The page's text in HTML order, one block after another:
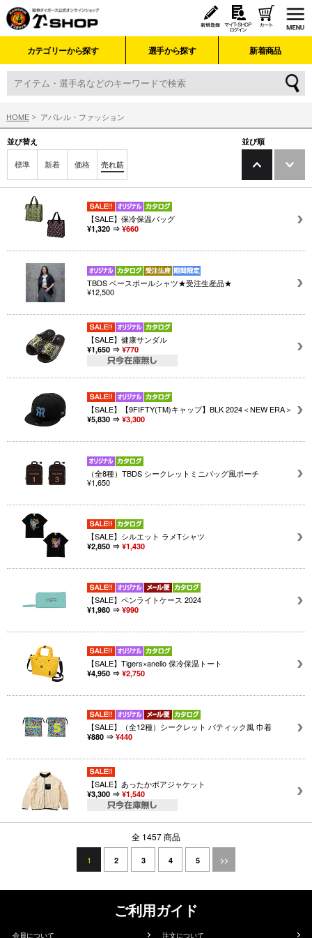
カテゴリーから探す 選手から探す 新着商品
HOME アパレル・ファッション
並び替え
標準 新着 価格 売れ筋
並び順
【SALE】保冷保温バッグ
¥1,320 ⇒ ¥660
TBDS ベースボールシャツ★受注生産品★
¥12,500
【SALE】健康サンダル
¥1,650 ⇒ ¥770
【SALE】【9FIFTY(TM)キャップ】BLK 2024＜NEW ERA＞
¥5,830 ⇒ ¥3,300
（全8種）TBDS シークレットミニバッグ風ポーチ
¥1,650
【SALE】シルエット ラメTシャツ
¥2,850 ⇒ ¥1,430
【SALE】ペンライトケース 2024
¥1,980 ⇒ ¥990
【SALE】Tigers×anello 保冷保温トート
¥4,950 ⇒ ¥2,750
【SALE】（全12種）シークレット バティック風 巾着
¥880 ⇒ ¥440
【SALE】あったかボアジャケット
¥3,300 ⇒ ¥1,540
全 1457 商品
1 2 3 4 5 >>
ご利用ガイド
会員について 注文について